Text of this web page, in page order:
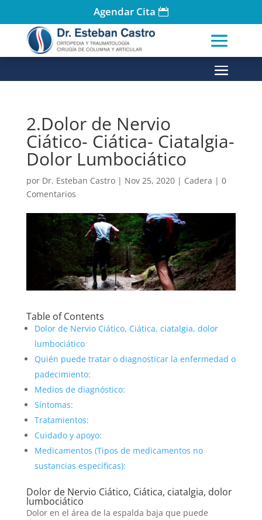
Agendar Cita
2.Dolor de Nervio
Ciático- Ciática- Ciatalgia-
Dolor Lumbociático
por Dr. Esteban Castro| Nov 25, 2020| Cadera | 0
Comentarios
Table of Contents
Dolor de Nervio Ciático, Ciática, ciatalgia, dolor
lumbociático
Quién puede tratar o diagnosticar la enfermedad o
padecimiento:
Medios de diagnóstico:
Síntomas:
Tratamientos:
Cuidado y apoyo:
Medicamentos (Tipos de medicamentos no
sustancias específicas):
Dolor de Nervio Ciático, Ciática, ciatalgia, dolor
lumbociático
Dolor en el área de la espalda baja que puede